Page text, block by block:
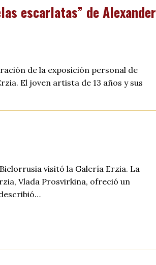
escarlatas” de Alexander
de la exposición personal de
El joven artista de 13 años y sus
visitó la Galería Erzia. La
Vlada Prosvirkina, ofreció un